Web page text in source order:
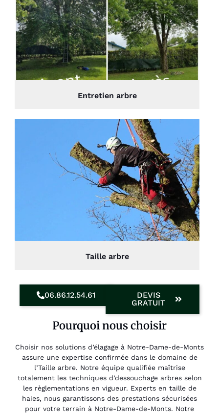
Entretien arbre
Taille arbre
06.86.12.54.61
DEVIS
GRATUIT
Pourquoi nous choisir
Choisir nos solutions d’élagage à Notre-Dame-de-Monts
assure une expertise confirmée dans le domaine de
l’Taille arbre. Notre équipe qualifiée maîtrise
totalement les techniques d’dessouchage arbres selon
les règlementations en vigueur. Experts en taille de
haies, nous garantissons des prestations sécurisées
pour votre terrain à Notre-Dame-de-Monts. Notre